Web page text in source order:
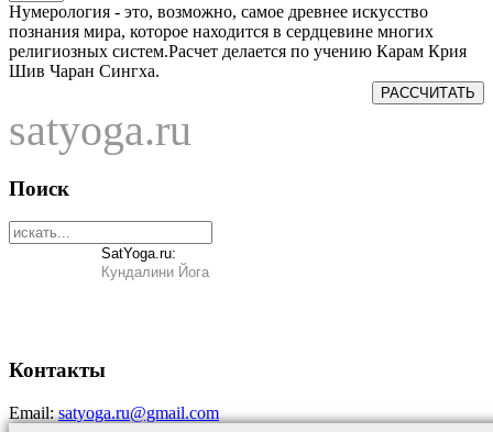
Нумерология - это, возможно, самое древнее искусство
познания мира, которое находится в сердцевине многих
религиозных систем.Расчет делается по учению Карам Крия
Шив Чаран Сингха.
РАССЧИТАТЬ
satyoga.ru
Поиск
SatYoga.ru:
Кундалини Йога
Контакты
Email:satyoga.ru@gmail.com